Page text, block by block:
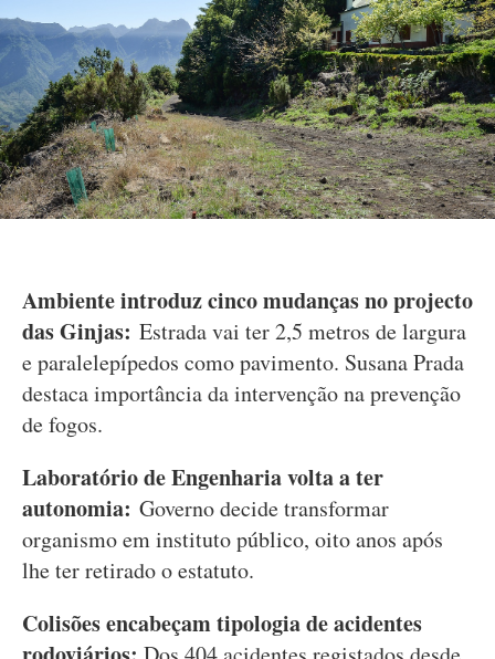
Ambiente introduz cinco mudanças no projecto
das Ginjas: Estrada vai ter 2,5 metros de largura
e paralelepípedos como pavimento. Susana Prada
destaca importância da intervenção na prevenção
de fogos.
Laboratório de Engenharia volta a ter
autonomia: Governo decide transformar
organismo em instituto público, oito anos após
lhe ter retirado o estatuto.
Colisões encabeçam tipologia de acidentes